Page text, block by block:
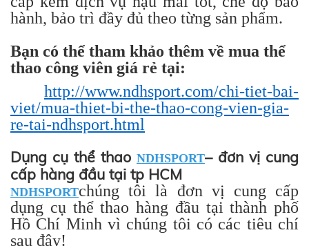
hành, bảo trì đầy đủ theo từng sản phẩm.
Bạn có thể tham khảo thêm về mua thể
thao công viên giá rẻ tại:
http://www.ndhsport.com/chi-tiet-bai-
viet/mua-thiet-bi-the-thao-cong-vien-gia-
re-tai-ndhsport.html
Dụng cụ thể thao NDHSPORT– đơn vị cung
cấp hàng đầu tại tp HCM
NDHSPORTchúng tôi là đơn vị cung cấp
dụng cụ thể thao hàng đầu tại thành phố
Hồ Chí Minh vì chúng tôi có các tiêu chí
sau đây!